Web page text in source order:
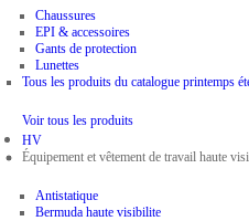
Chaussures
EPI & accessoires
Gants de protection
Lunettes
Tous les produits du catalogue printemps
Voir tous les produits
HV
Équipement et vêtement de travail haute
Antistatique
Bermuda haute visibilite